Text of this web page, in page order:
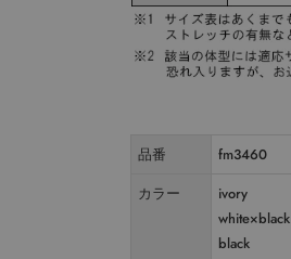
品番
fm3460
カラー
ivory
white×black
black